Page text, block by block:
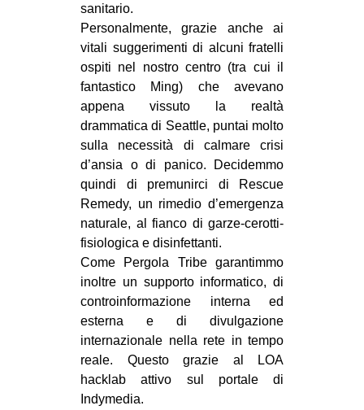
sanitario.
Personalmente, grazie anche ai
vitali suggerimenti di alcuni fratelli
ospiti nel nostro centro (tra cui il
fantastico Ming) che avevano
appena vissuto la realtà
drammatica di Seattle, puntai molto
sulla necessità di calmare crisi
d’ansia o di panico. Decidemmo
quindi di premunirci di Rescue
Remedy, un rimedio d’emergenza
naturale, al fianco di garze-cerotti-
fisiologica e disinfettanti.
Come Pergola Tribe garantimmo
inoltre un supporto informatico, di
controinformazione interna ed
esterna e di divulgazione
internazionale nella rete in tempo
reale. Questo grazie al LOA
hacklab attivo sul portale di
Indymedia.